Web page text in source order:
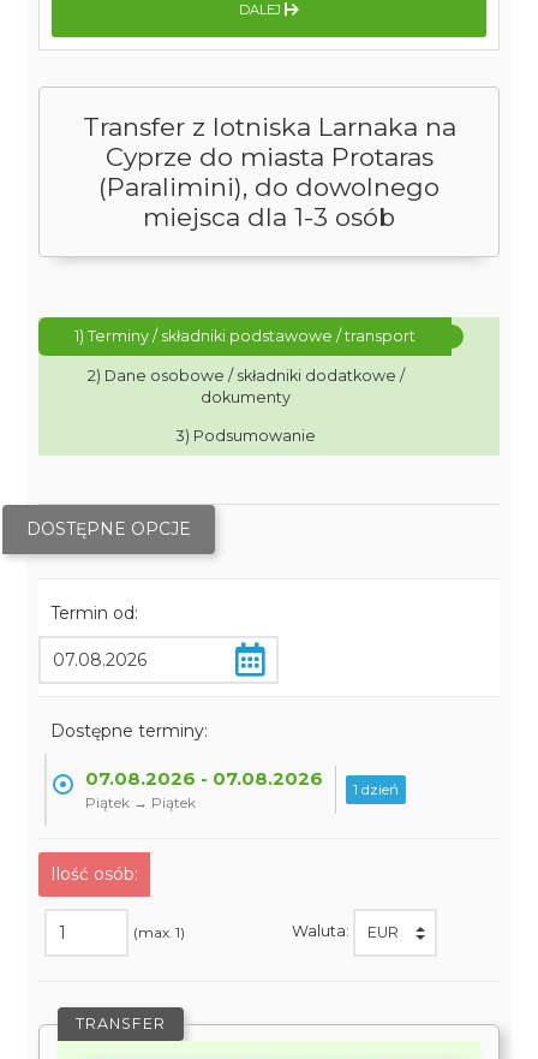
Transfer z lotniska Larnaka na
Cyprze do miasta Protaras
(Paralimini), do dowolnego
miejsca dla 1-3 osób
1) Terminy / składniki podstawowe / transport
2) Dane osobowe / składniki dodatkowe /
dokumenty
3) Podsumowanie
DOSTĘPNE OPCJE
Termin od:
Dostępne terminy:
07.08.2026 - 07.08.2026
Piątek → Piątek
1 dzień
Ilość osób:
(max. 1) Waluta:
TRANSFER
DALEJ